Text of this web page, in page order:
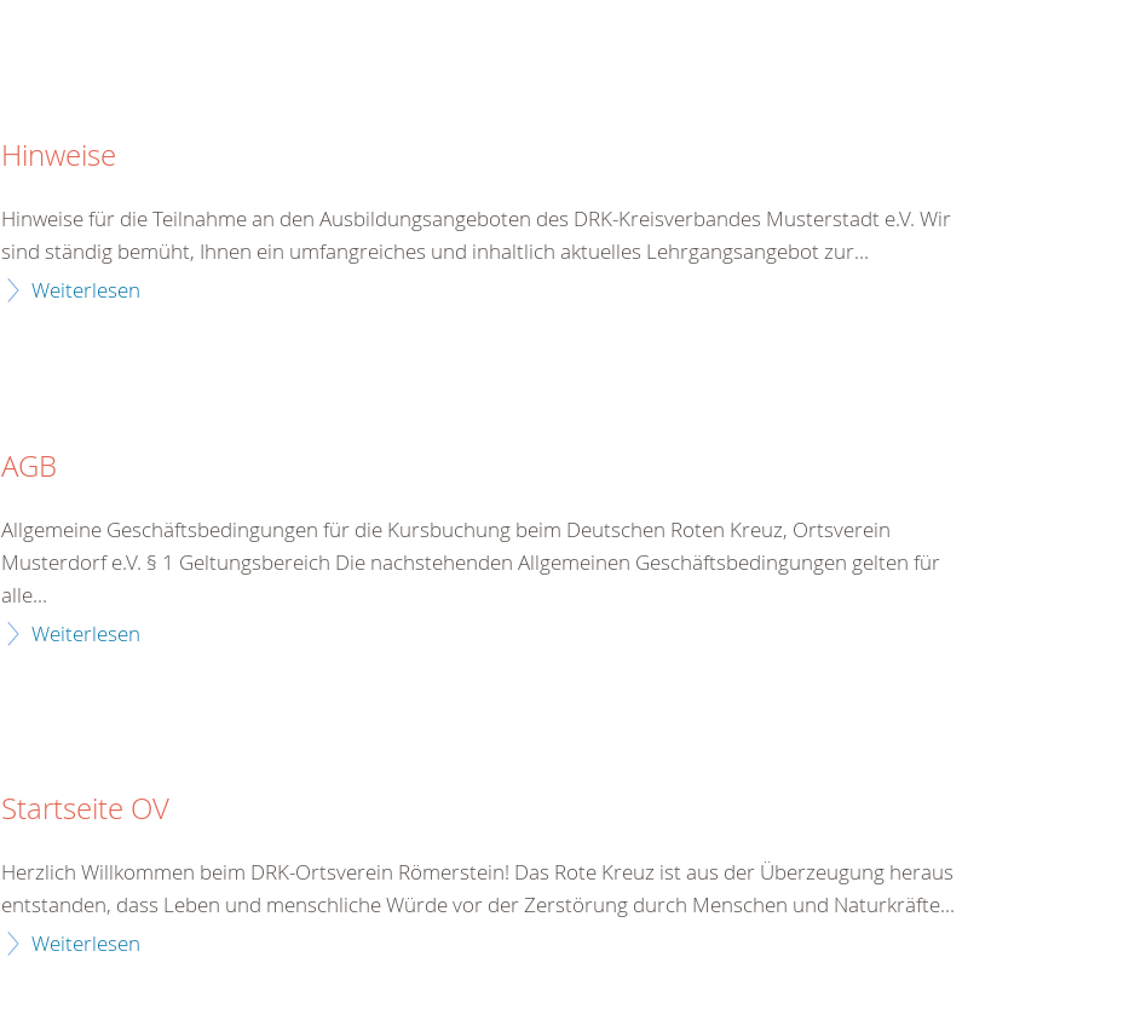
Hinweise
Hinweise für die Teilnahme an den Ausbildungsangeboten des DRK-Kreisverbandes Musterstadt e.V. Wir
sind ständig bemüht, Ihnen ein umfangreiches und inhaltlich aktuelles Lehrgangsangebot zur...
Weiterlesen
AGB
Allgemeine Geschäftsbedingungen für die Kursbuchung beim Deutschen Roten Kreuz, Ortsverein
Musterdorf e.V. § 1 Geltungsbereich Die nachstehenden Allgemeinen Geschäftsbedingungen gelten für
alle...
Weiterlesen
Startseite OV
Herzlich Willkommen beim DRK-Ortsverein Römerstein! Das Rote Kreuz ist aus der Überzeugung heraus
entstanden, dass Leben und menschliche Würde vor der Zerstörung durch Menschen und Naturkräfte...
Weiterlesen